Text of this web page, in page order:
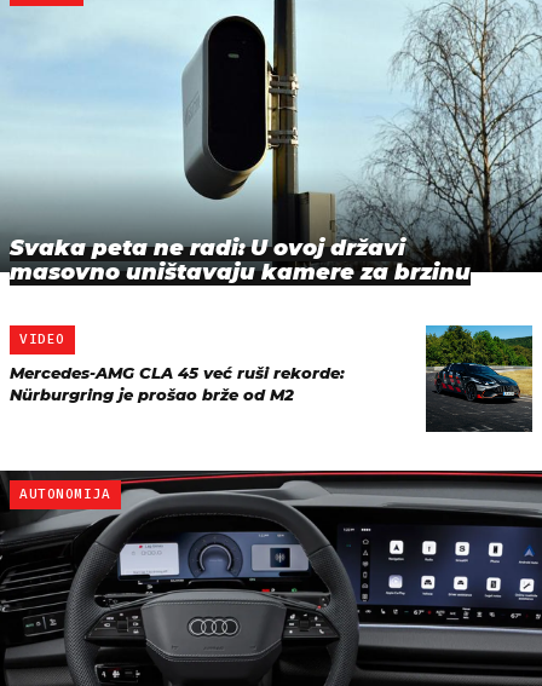
Svaka peta ne radi: U ovoj državi
masovno uništavaju kamere za brzinu
VIDEO
Mercedes-AMG CLA 45 već ruši rekorde:
Nürburgring je prošao brže od M2
AUTONOMIJA